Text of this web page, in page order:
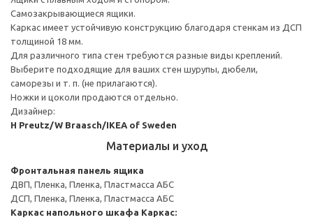
Самозакрывающиеся ящики.
Каркас имеет устойчивую конструкцию благодаря стенкам из ДСП
толщиной 18 мм.
Для различного типа стен требуются разные виды креплений.
Выберите подходящие для ваших стен шурупы, дюбели,
саморезы и т. п. (не прилагаются).
Ножки и цоколи продаются отдельно.
Дизайнер:
H Preutz/W Braasch/IKEA of Sweden
Материалы и уход
Фронтальная панель ящика
ДВП, Пленка, Пленка, Пластмасса АБС
ДСП, Пленка, Пленка, Пластмасса АБС
Каркас напольного шкафа Каркас: